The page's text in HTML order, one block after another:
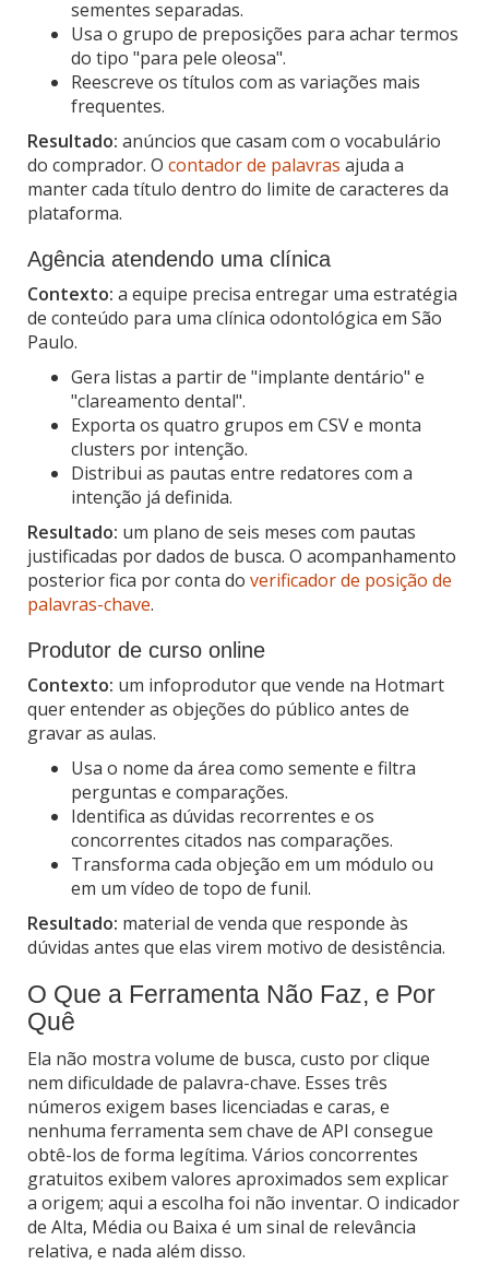
sementes separadas.
Usa o grupo de preposições para achar termos
do tipo "para pele oleosa".
Reescreve os títulos com as variações mais
frequentes.
Resultado: anúncios que casam com o vocabulário
do comprador. O contador de palavras ajuda a
manter cada título dentro do limite de caracteres da
plataforma.
Agência atendendo uma clínica
Contexto: a equipe precisa entregar uma estratégia
de conteúdo para uma clínica odontológica em São
Paulo.
Gera listas a partir de "implante dentário" e
"clareamento dental".
Exporta os quatro grupos em CSV e monta
clusters por intenção.
Distribui as pautas entre redatores com a
intenção já definida.
Resultado: um plano de seis meses com pautas
justificadas por dados de busca. O acompanhamento
posterior fica por conta do verificador de posição de
palavras-chave.
Produtor de curso online
Contexto: um infoprodutor que vende na Hotmart
quer entender as objeções do público antes de
gravar as aulas.
Usa o nome da área como semente e filtra
perguntas e comparações.
Identifica as dúvidas recorrentes e os
concorrentes citados nas comparações.
Transforma cada objeção em um módulo ou
em um vídeo de topo de funil.
Resultado: material de venda que responde às
dúvidas antes que elas virem motivo de desistência.
O Que a Ferramenta Não Faz, e Por
Quê
Ela não mostra volume de busca, custo por clique
nem dificuldade de palavra-chave. Esses três
números exigem bases licenciadas e caras, e
nenhuma ferramenta sem chave de API consegue
obtê-los de forma legítima. Vários concorrentes
gratuitos exibem valores aproximados sem explicar
a origem; aqui a escolha foi não inventar. O indicador
de Alta, Média ou Baixa é um sinal de relevância
relativa, e nada além disso.